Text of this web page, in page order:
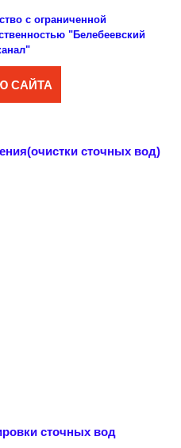
с ограниченной
"Белебеевский
САЙТА
сточных вод)
сточных вод